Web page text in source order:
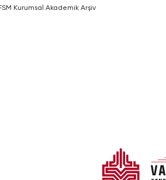
FSM Kurumsal Akademik Arşiv